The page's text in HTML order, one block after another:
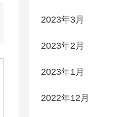
2023年3月
2023年2月
2023年1月
2022年12月